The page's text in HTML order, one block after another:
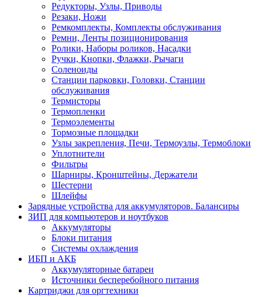
Редукторы, Узлы, Приводы
Резаки, Ножи
Ремкомплекты, Комплекты обслуживания
Ремни, Ленты позиционирования
Ролики, Наборы роликов, Насадки
Ручки, Кнопки, Флажки, Рычаги
Соленоиды
Станции парковки, Головки, Станции
обслуживания
Термисторы
Термопленки
Термоэлементы
Тормозные площадки
Узлы закрепления, Печи, Термоузлы, Термоблоки
Уплотнители
Фильтры
Шарниры, Кронштейны, Держатели
Шестерни
Шлейфы
Зарядные устройства для аккумуляторов. Балансиры
ЗИП для компьютеров и ноутбуков
Аккумуляторы
Блоки питания
Системы охлаждения
ИБП и АКБ
Аккумуляторные батареи
Источники бесперебойного питания
Картриджи для оргтехники